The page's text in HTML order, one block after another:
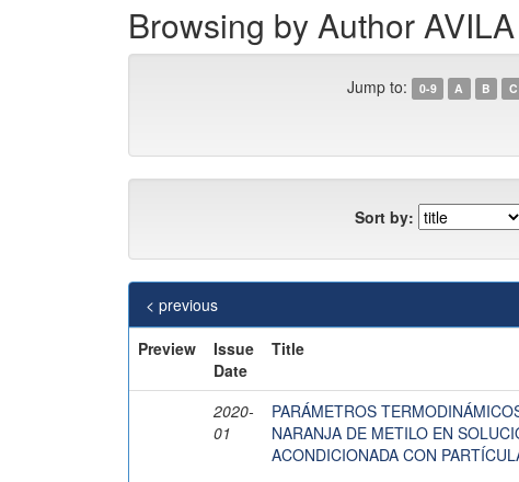
Browsing by Author
Jump to: 0-9 A B C
Sort by:
< previous
Preview
Issue
Date
Title
2020-
01
PARÁMETROS
NARANJA DE METILO EN
ACONDICIONADA CON